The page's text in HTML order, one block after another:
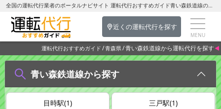
全国の運転代行業者のポータルナビサイト 運転代行おすすめガイド青い森鉄道線の運転代行を探す-青森県の運転代行
近くの運転代行を探す
運転代行おすすめガイド 青森県 青い森鉄道線から運転代行を探す
青い森鉄道線から探す
目時駅(1) 三戸駅(1)